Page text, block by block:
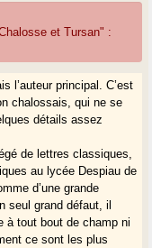
et Tursan" :
l’auteur principal. C’est
chalossais, qui ne se
détails assez
de lettres classiques,
au lycée Despiau de
d’une grande
seul grand défaut, il
à tout bout de champ ni
ce sont les plus